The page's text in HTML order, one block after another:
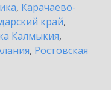
, Карачаево-
край,
Калмыкия,
, Ростовская